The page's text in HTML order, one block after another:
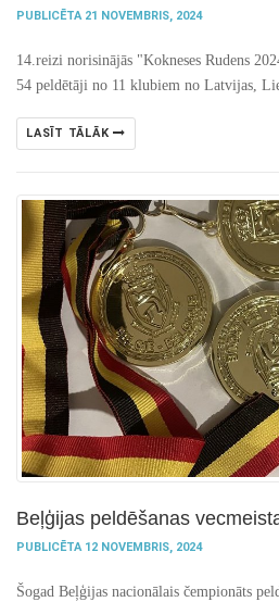
PUBLICĒTA 21 NOVEMBRIS, 2024
14.reizi norisinājās "Kokneses Rudens
54 peldētāji no 11 klubiem no Latvijas,
LASĪT TĀLĀK
Beļģijas peldēšanas
PUBLICĒTA 12 NOVEMBRIS, 2024
Šogad Beļģijas nacionālais čempionāts